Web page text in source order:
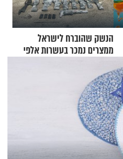
הנשק שהוברח לישראל
ממצרים נמכר בעשרות אלפי